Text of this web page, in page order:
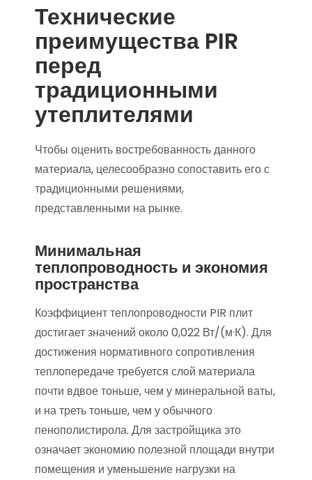
Технические
преимущества PIR
перед
традиционными
утеплителями
Чтобы оценить востребованность данного
материала, целесообразно сопоставить его с
традиционными решениями,
представленными на рынке.
Минимальная
теплопроводность и экономия
пространства
Коэффициент теплопроводности PIR плит
достигает значений около 0,022 Вт/(м·К). Для
достижения нормативного сопротивления
теплопередаче требуется слой материала
почти вдвое тоньше, чем у минеральной ваты,
и на треть тоньше, чем у обычного
пенополистирола. Для застройщика это
означает экономию полезной площади внутри
помещения и уменьшение нагрузки на